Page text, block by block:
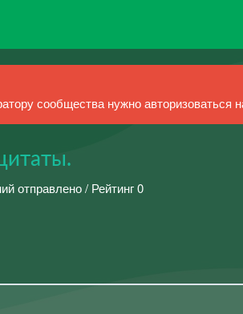
сообщества нужно авторизоваться
отправлено / Рейтинг 0